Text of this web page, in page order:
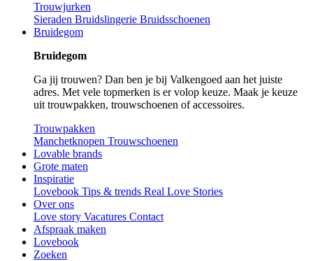
Trouwjurken
Sieraden Bruidslingerie Bruidsschoenen
Bruidegom
Bruidegom
Ga jij trouwen? Dan ben je bij Valkengoed aan het juiste
adres. Met vele topmerken is er volop keuze. Maak je keuze
uit trouwpakken, trouwschoenen of accessoires.
Trouwpakken
Manchetknopen Trouwschoenen
Lovable brands
Grote maten
Inspiratie
Lovebook Tips & trends Real Love Stories
Over ons
Love story Vacatures Contact
Afspraak maken
Lovebook
Zoeken